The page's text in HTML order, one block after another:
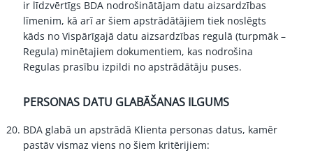
ir līdzvērtīgs BDA nodrošinātājam datu aizsardzības
līmenim, kā arī ar šiem apstrādātājiem tiek noslēgts
kāds no Vispārīgajā datu aizsardzības regulā (turpmāk –
Regula) minētajiem dokumentiem, kas nodrošina
Regulas prasību izpildi no apstrādātāju puses.
PERSONAS DATU GLABĀŠANAS ILGUMS
BDA glabā un apstrādā Klienta personas datus, kamēr
pastāv vismaz viens no šiem kritērijiem: